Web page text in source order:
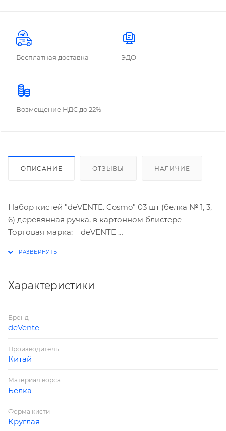
Бесплатная доставка ЭДО
Возмещение НДС до 22%
ОПИСАНИЕ ОТЗЫВЫ НАЛИЧИЕ
Набор кистей "deVENTE. Cosmo" 03 шт (белка № 1, 3,
6) деревянная ручка, в картонном блистере
Торговая марка: deVENTE
Сечение: круглое
Серия: Cosmo
Характеристики
Бренд
deVente
Производитель
Китай
Материал ворса
Белка
Форма кисти
Круглая